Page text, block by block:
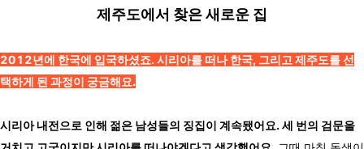
제주도에서 찾은 새로운 집
2012년에 한국에 입국하셨죠. 시리아를 떠나 한국, 그리고 제주도를 선
택하게 된 과정이 궁금해요.
시리아 내전으로 인해 젊은 남성들의 징집이 계속됐어요. 세 번의 검문을